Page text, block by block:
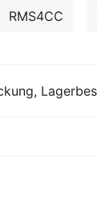
RMS4CC